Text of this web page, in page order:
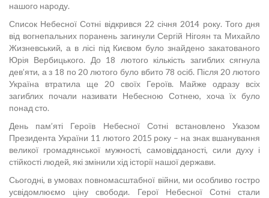
нашого народу.
Список Небесної Сотні відкрився 22 січня 2014 року. Того дня
від вогнепальних поранень загинули Сергій Нігоян та Михайло
Жизневський, а в лісі під Києвом було знайдено закатованого
Юрія Вербицького. До 18 лютого кількість загиблих сягнула
дев’яти, а з 18 по 20 лютого було вбито 78 осіб. Після 20 лютого
Україна втратила ще 20 своїх Героїв. Майже одразу всіх
загиблих почали називати Небесною Сотнею, хоча їх було
понад сто.
День пам’яті Героїв Небесної Сотні встановлено Указом
Президента України 11 лютого 2015 року – на знак вшанування
великої громадянської мужності, самовідданості, сили духу і
стійкості людей, які змінили хід історії нашої держави.
Сьогодні, в умовах повномасштабної війни, ми особливо гостро
усвідомлюємо ціну свободи. Герої Небесної Сотні стали